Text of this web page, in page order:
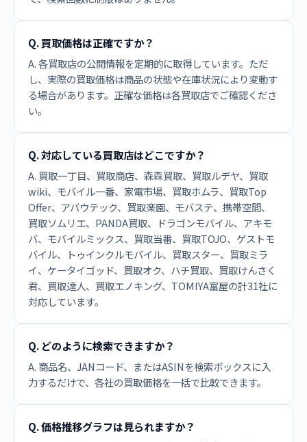
Q. 買取価格は正確ですか？
A. 各買取店の公開情報を定期的に取得しています。ただ
し、実際の買取価格は商品の状態や在庫状況により変動す
る場合があります。正確な価格は各買取店でご確認くださ
い。
Q. 対応している買取店はどこですか？
A. 買取一丁目、買取商店、森森買取、買取ルデヤ、買取
wiki、モバイル一番、家電市場、買取ホムラ、買取Top
Offer、アバウテック、買取楽園、モバステ、携帯空間、
買取ソムリエ、PANDA買取、ドラゴンモバイル、アキモ
バ、モバイルミックス、買取当番、買取TOJO、ゲストモ
バイル、トゥインクルモバイル、買取スター、買取ミラ
イ、ケータイゴッド、買取オク、ハチ買取、買取けんさく
君、買取達人、買取エノキング、TOMIYA富屋の計31社に
対応しています。
Q. どのように検索できますか？
A. 商品名、JANコード、またはASINを検索ボックスに入
力するだけで、各社の買取価格を一括で比較できます。
Q. 価格推移グラフは見られますか？